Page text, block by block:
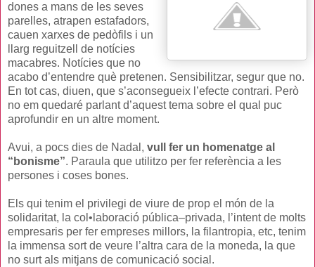
dones a mans de les seves
parelles, atrapen estafadors,
cauen xarxes de pedòfils i un
llarg reguitzell de notícies
macabres. Notícies que no
acabo d’entendre què pretenen. Sensibilitzar, segur que no.
En tot cas, diuen, que s’aconsegueix l’efecte contrari. Però
no em quedaré parlant d’aquest tema sobre el qual puc
aprofundir en un altre moment.
Avui, a pocs dies de Nadal, vull fer un homenatge al
“bonisme”. Paraula que utilitzo per fer referència a les
persones i coses bones.
Els qui tenim el privilegi de viure de prop el món de la
solidaritat, la col•laboració pública–privada, l’intent de molts
empresaris per fer empreses millors, la filantropia, etc, tenim
la immensa sort de veure l’altra cara de la moneda, la que
no surt als mitjans de comunicació social.